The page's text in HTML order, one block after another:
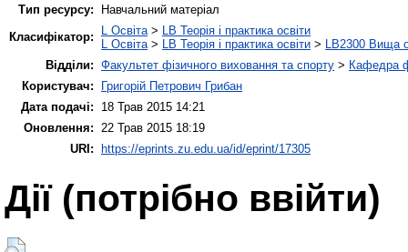
Тип ресурсу:
Навчальний матеріал
Класифікатор:
L Освіта > LB Теорія і практика освіти
L Освіта > LB Теорія і практика освіти > LB2300 Вища
Відділи: Факультет фізичного виховання та спорту > Кафедра
Користувач:
Григорій Петрович Грибан
Дата подачі:
18 Трав 2015 14:21
Оновлення:
22 Трав 2015 18:19
URI: https://eprints.zu.edu.ua/id/eprint/17305
Дії ​​(потрібно ввійти)